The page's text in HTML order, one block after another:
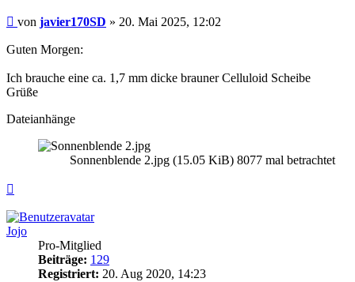
Beitrag
von javier170SD » 20. Mai 2025, 12:02
Guten Morgen:
Ich brauche eine ca. 1,7 mm dicke brauner Celluloid Scheibe
Grüße
Dateianhänge
Sonnenblende 2.jpg (15.05 KiB) 8077 mal betrachtet
Jojo
Pro-Mitglied
Beiträge: 129
Registriert: 20. Aug 2020, 14:23